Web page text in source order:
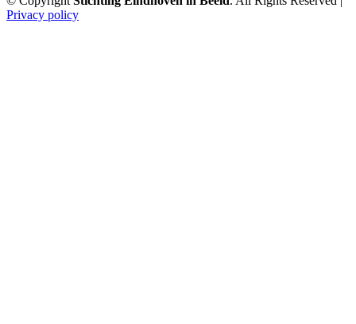
Privacy policy